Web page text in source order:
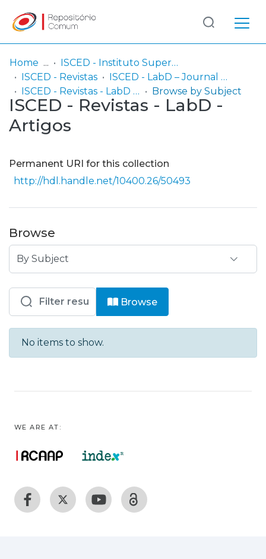
Communities
& Collections
Browse repository
Entities
Log
In
(current)
Home
ISCED - Instituto Superior de Ciências Educativas do Douro
ISCED - Revistas
ISCED - LabD – Journal of Sports Sciences
ISCED - Revistas - LabD - Artigos
Browse by Subject
ISCED - Revistas - LabD -
Artigos
Permanent URI for this collection
http://hdl.handle.net/10400.26/50493
Browse
Browsing ISCED - Revistas - LabD -
Browse
No items to show.
WE ARE AT: